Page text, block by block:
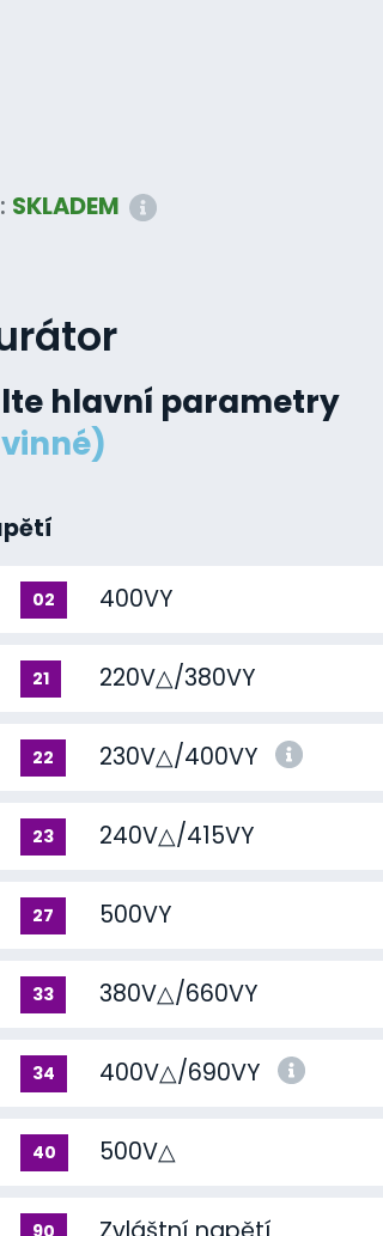
SKLADEM
hlavní parametry
02 400VY
21 220V△/380VY
22 230V△/400VY
23 240V△/415VY
27 500VY
33 380V△/660VY
34 400V△/690VY
40 500V△
90